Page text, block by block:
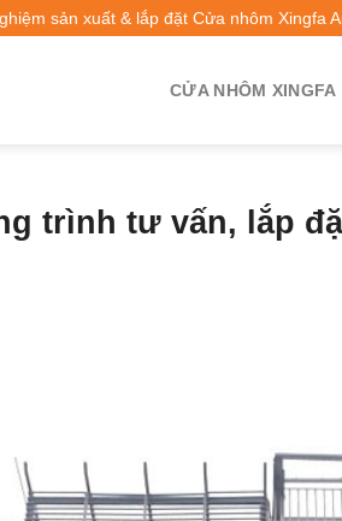
sản xuất & lắp đặt Cửa nhôm Xingfa
CỬA NHÔM XINGFA
trình tư vấn, lắp